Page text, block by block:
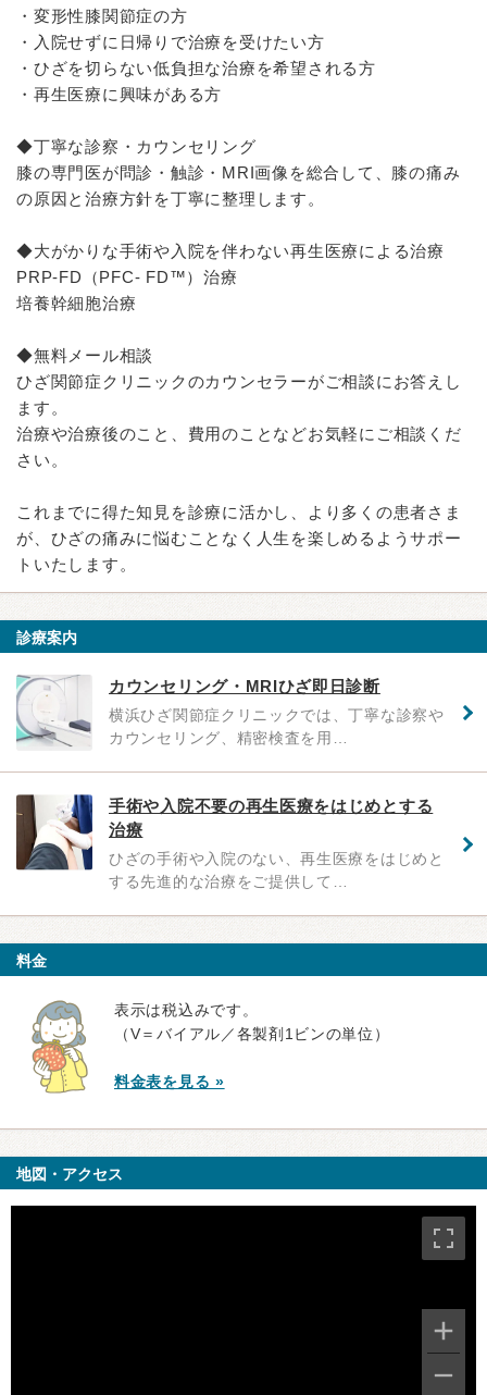
・変形性膝関節症の方
・入院せずに日帰りで治療を受けたい方
・ひざを切らない低負担な治療を希望される方
・再生医療に興味がある方
◆丁寧な診察・カウンセリング
膝の専門医が問診・触診・MRI画像を総合して、膝の痛み
の原因と治療方針を丁寧に整理します。
◆大がかりな手術や入院を伴わない再生医療による治療
PRP-FD（PFC- FD™）治療
培養幹細胞治療
◆無料メール相談
ひざ関節症クリニックのカウンセラーがご相談にお答えし
ます。
治療や治療後のこと、費用のことなどお気軽にご相談くだ
さい。
これまでに得た知見を診療に活かし、より多くの患者さま
が、ひざの痛みに悩むことなく人生を楽しめるようサポー
トいたします。
診療案内
カウンセリング・MRIひざ即日診断
横浜ひざ関節症クリニックでは、丁寧な診察や
カウンセリング、精密検査を用…
手術や入院不要の再生医療をはじめとする
治療
ひざの手術や入院のない、再生医療をはじめと
する先進的な治療をご提供して…
料金
表示は税込みです。
（V＝バイアル／各製剤1ビンの単位）
料金表を見る »
地図・アクセス